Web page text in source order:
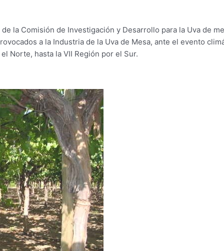
la Comisión de Investigación y Desarrollo para la Uva de
a la Industria de la Uva de Mesa, ante el evento
Norte, hasta la VII Región por el Sur.